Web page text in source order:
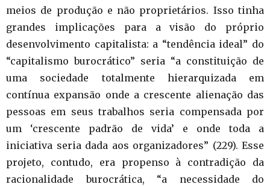
meios de produção e não proprietários. Isso tinha
grandes implicações para a visão do próprio
desenvolvimento capitalista: a “tendência ideal” do
“capitalismo burocrático” seria “a constituição de
uma sociedade totalmente hierarquizada em
contínua expansão onde a crescente alienação das
pessoas em seus trabalhos seria compensada por
um ‘crescente padrão de vida’ e onde toda a
iniciativa seria dada aos organizadores” (229). Esse
projeto, contudo, era propenso à contradição da
racionalidade burocrática, “a necessidade do